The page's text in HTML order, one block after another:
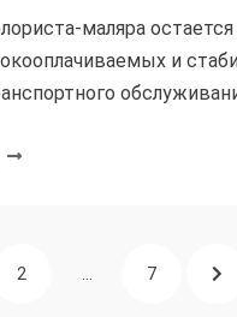
маляра
и
СТРАНИЦА
2 … СТРАНИЦА
7